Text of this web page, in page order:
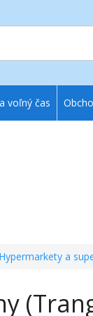
Hypermarkety a
voľný čas